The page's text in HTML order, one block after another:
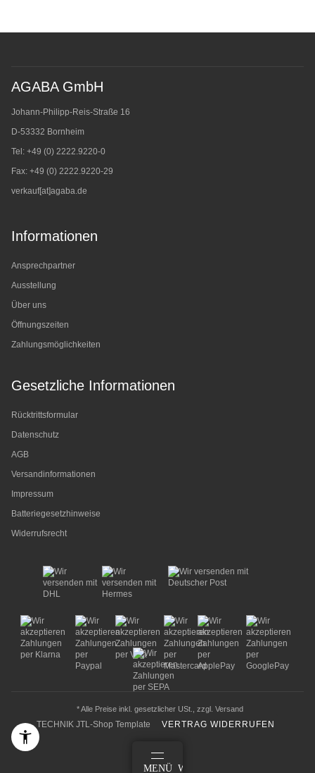
AGABA GmbH
Johann-Philipp-Reis-Straße 16
D-53332 Bornheim
Tel: +49 (0) 2222.9220-0
Fax: +49 (0) 2222.9220-29
verkauf[at]agaba.de
Informationen
Ansprechpartner
Ausstellung
Über uns
Öffnungszeiten
Zahlungsmöglichkeiten
Gesetzliche Informationen
Rücktrittsformular
Datenschutz
AGB
Versandinformationen
Impressum
Batteriegesetzhinweise
Widerrufsrecht
* Alle Preise inkl. gesetzlicher USt., zzgl. Versand
TECHNIK JTL-Shop Template VERTRAG WIDERRUFEN
MENÜ WARENKORB